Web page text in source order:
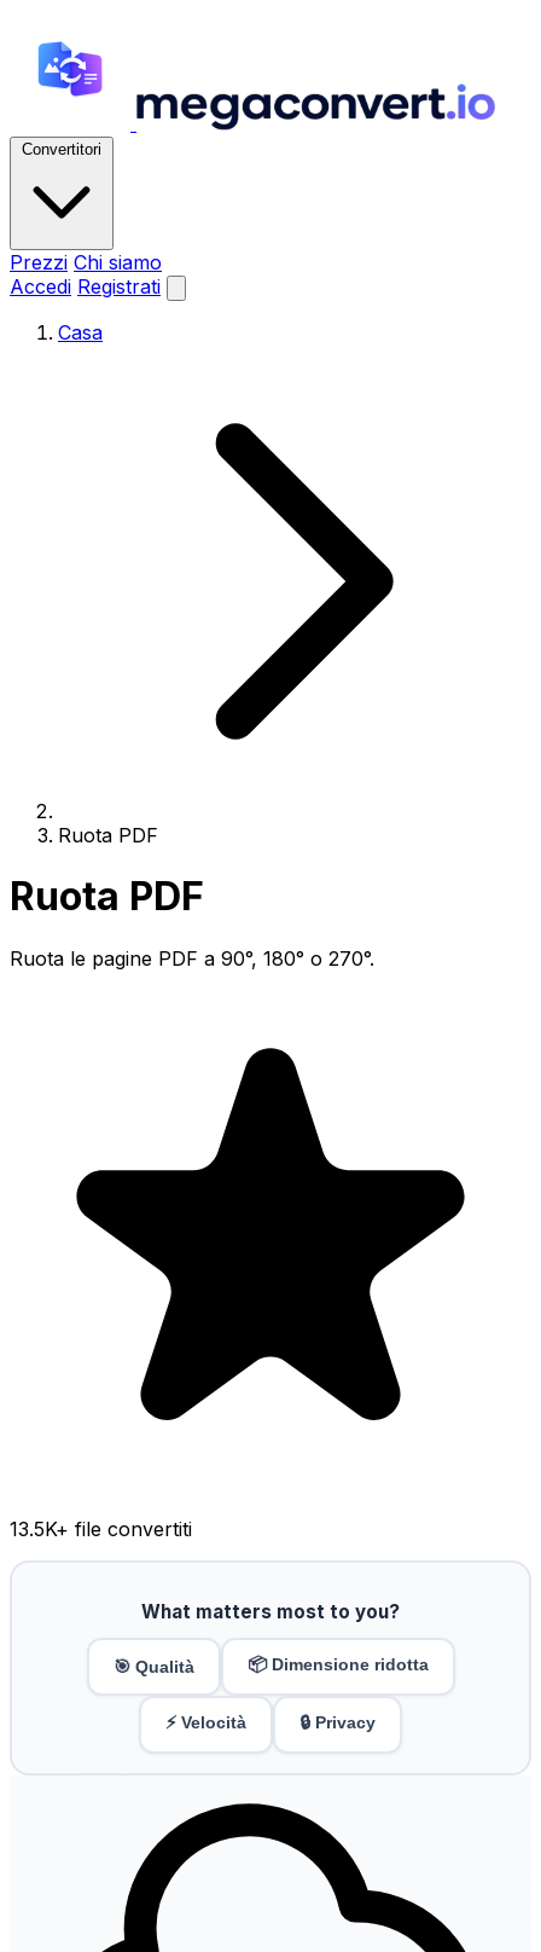
Convertitori
Prezzi Chi siamo
Accedi Registrati
Casa
Ruota PDF
Ruota PDF
Ruota le pagine PDF a 90°, 180° o 270°.
13.5K+ file convertiti
What matters most to you?
🎯 Qualità 📦 Dimensione ridotta
⚡ Velocità 🔒 Privacy